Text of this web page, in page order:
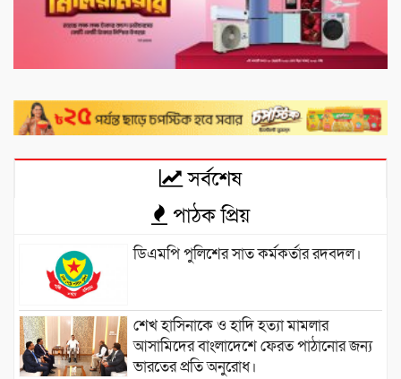
সর্বশেষ
পাঠক প্রিয়
ডিএমপি পুলিশের সাত কর্মকর্তার রদবদল।
শেখ হাসিনাকে ও হাদি হত্যা মামলার
আসামিদের বাংলাদেশে ফেরত পাঠানোর জন্য
ভারতের প্রতি অনুরোধ।